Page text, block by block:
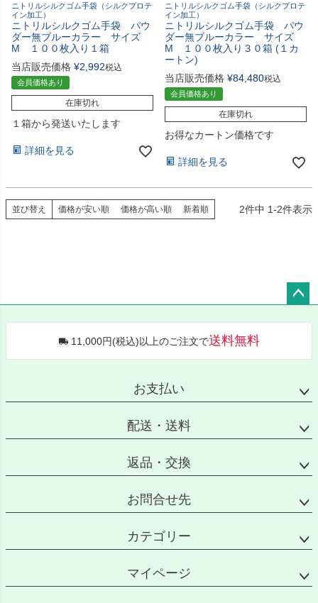
ニトリルシルクゴム手袋（シルクプロテ
イン加工）
ニトリルシルクゴム手袋 パウ
ダー無ブルーカラー サイズ
M １００枚入り１箱
当店販売価格 ¥2,992税込
会員価格あり
在庫切れ
１箱から発送いたします
詳細を見る
ニトリルシルクゴム手袋（シルクプロテ
イン加工）
ニトリルシルクゴム手袋 パウ
ダー無ブルーカラー サイズ
M １００枚入り３０箱 (１カ
ートン)
当店販売価格 ¥84,480税込
会員価格あり
在庫切れ
お得なカートン価格です
詳細を見る
並び替え 価格が安い順 価格が高い順 新着順 2件中 1-2件表示
へ
11,000円(税込)以上のご注文で送料無料
お支払い
配送・送料
返品・交換
お問合せ先
カテゴリー
マイページ